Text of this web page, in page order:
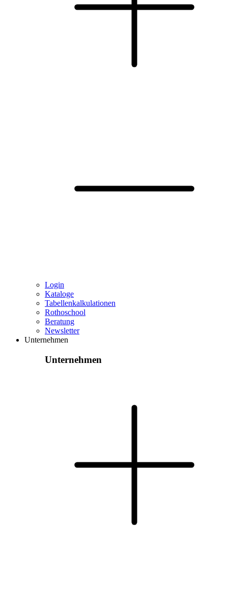
Login
Kataloge
Tabellenkalkulationen
Rothoschool
Beratung
Newsletter
Unternehmen
Unternehmen